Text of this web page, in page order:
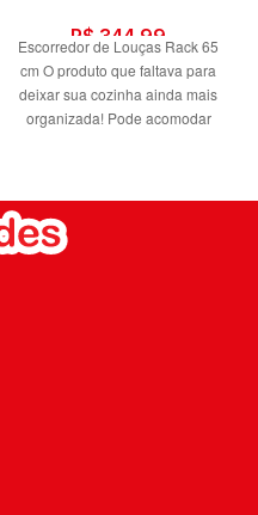
R$ 344,99
Escorredor de Louças Rack 65
cm O produto que faltava para
deixar sua cozinha ainda mais
organizada! Pode acomodar
cozinha. Suas peças são de
encaixe, podendo assim ser
trocadas de lugar e facilitando a